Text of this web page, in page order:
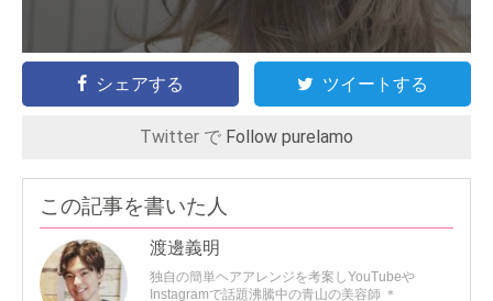
シェアする ツイートする
Twitter で Follow purelamo
この記事を書いた人
渡邊義明
独自の簡単ヘアアレンジを考案しYouTubeや
Instagramで話題沸騰中の青山の美容師 ＊